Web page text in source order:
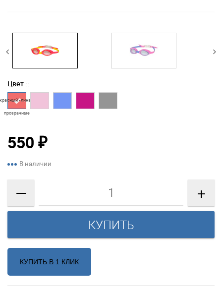
Цвет ::
красный - линзы
прозрачные
550 ₽
В наличии
— +
КУПИТЬ В 1 КЛИК